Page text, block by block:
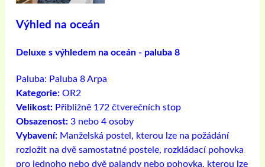
Výhled na oceán
Deluxe s výhledem na oceán - paluba 8
Paluba: Paluba 8 Arpa
Kategorie: OR2
Velikost: Přibližně 172 čtverečních stop
Obsazenost: 3 nebo 4 osoby
Vybavení: Manželská postel, kterou lze na požádání
rozložit na dvě samostatné postele, rozkládací pohovka
pro jednoho nebo dvě palandy nebo pohovka, kterou lze